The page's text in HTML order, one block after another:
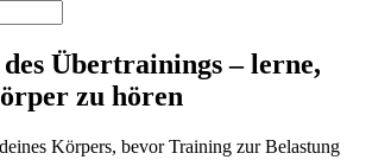
Übertrainings – lerne,
zu hören
Körpers, bevor Training zur Belastung